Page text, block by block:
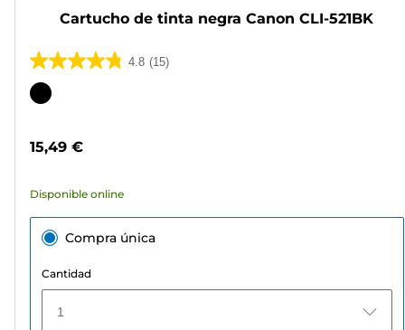
Cartucho de tinta negra Canon CLI-521BK
4.8 (15)
4.8
de
15
Cartucho
15,49 €
Disponible online
Compra única
Cantidad
1